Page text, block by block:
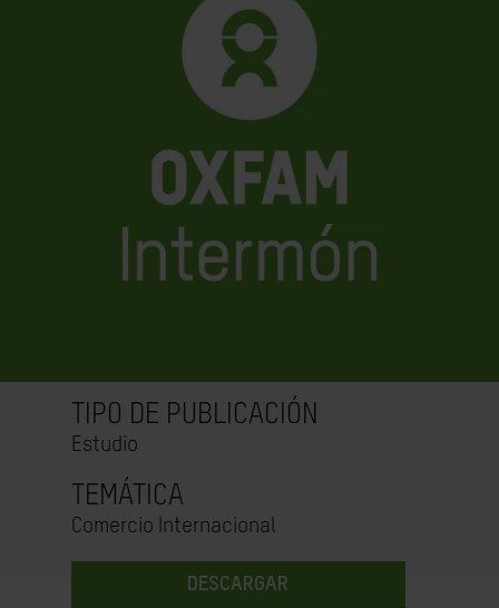
TIPO DE PUBLICACIÓN
Estudio
TEMÁTICA
Comercio Internacional
DESCARGAR